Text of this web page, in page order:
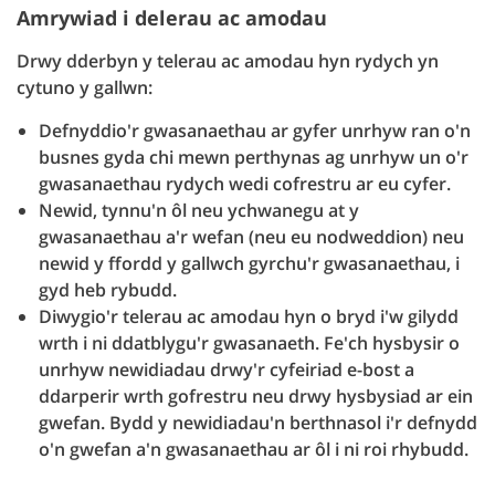
Amrywiad i delerau ac amodau
Drwy dderbyn y telerau ac amodau hyn rydych yn
cytuno y gallwn:
Defnyddio'r gwasanaethau ar gyfer unrhyw ran o'n
busnes gyda chi mewn perthynas ag unrhyw un o'r
gwasanaethau rydych wedi cofrestru ar eu cyfer.
Newid, tynnu'n ôl neu ychwanegu at y
gwasanaethau a'r wefan (neu eu nodweddion) neu
newid y ffordd y gallwch gyrchu'r gwasanaethau, i
gyd heb rybudd.
Diwygio'r telerau ac amodau hyn o bryd i'w gilydd
wrth i ni ddatblygu'r gwasanaeth. Fe'ch hysbysir o
unrhyw newidiadau drwy'r cyfeiriad e-bost a
ddarperir wrth gofrestru neu drwy hysbysiad ar ein
gwefan. Bydd y newidiadau'n berthnasol i'r defnydd
o'n gwefan a'n gwasanaethau ar ôl i ni roi rhybudd.